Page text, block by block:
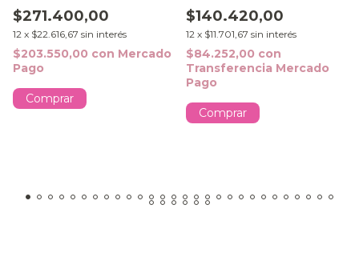
$271.400,00
12 x $22.616,67 sin interés
$203.550,00 con Mercado
Pago
Comprar
$140.420,00
12 x $11.701,67 sin interés
$84.252,00 con
Transferencia Mercado
Pago
Comprar